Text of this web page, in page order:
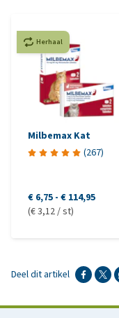
Herhaal
Milbemax Kat
(267)
€ 6,75 - € 114,95
(€ 3,12 / st)
Deel dit artikel